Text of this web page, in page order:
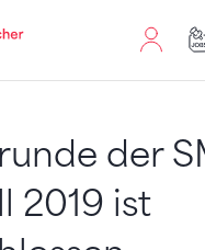
Seite wird
der
2019 ist